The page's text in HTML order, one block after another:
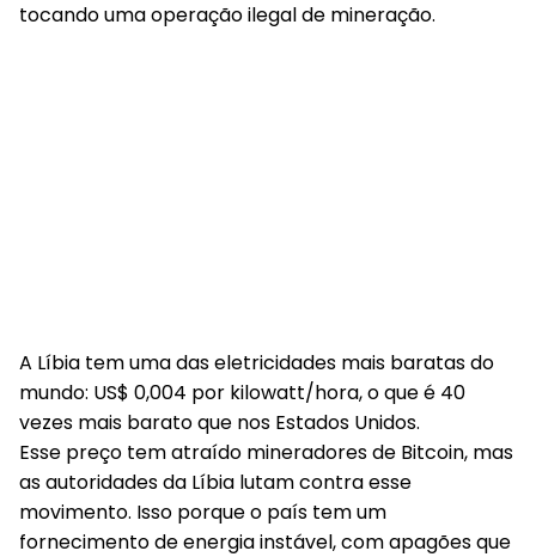
tocando uma operação ilegal de mineração.
A Líbia tem uma das eletricidades mais baratas do
mundo: US$ 0,004 por kilowatt/hora, o que é 40
vezes mais barato que nos Estados Unidos.
Esse preço tem atraído mineradores de Bitcoin, mas
as autoridades da Líbia lutam contra esse
movimento. Isso porque o país tem um
fornecimento de energia instável, com apagões que